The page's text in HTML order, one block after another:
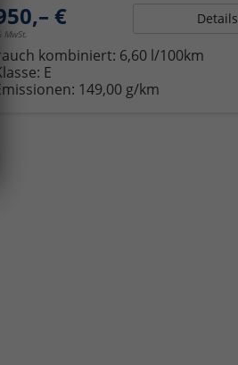
€
MwSt.
Details
kombiniert: 6,60 l/100km
E
149,00 g/km